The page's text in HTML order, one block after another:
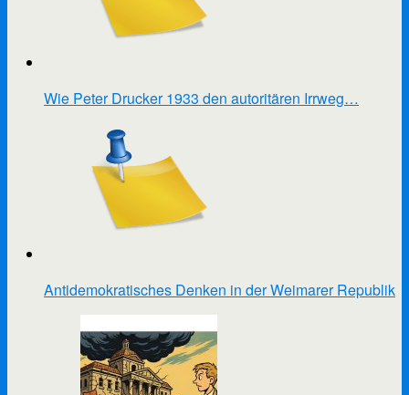
Wie Peter Drucker 1933 den autoritären Irrweg…
Antidemokratisches Denken in der Weimarer Republik